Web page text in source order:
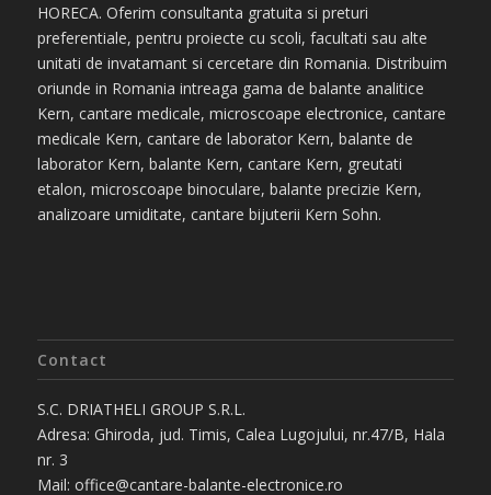
HORECA. Oferim consultanta gratuita si preturi
preferentiale, pentru proiecte cu scoli, facultati sau alte
unitati de invatamant si cercetare din Romania. Distribuim
oriunde in Romania intreaga gama de balante analitice
Kern, cantare medicale, microscoape electronice, cantare
medicale Kern, cantare de laborator Kern, balante de
laborator Kern, balante Kern, cantare Kern, greutati
etalon, microscoape binoculare, balante precizie Kern,
analizoare umiditate, cantare bijuterii Kern Sohn.
Contact
S.C. DRIATHELI GROUP S.R.L.
Adresa: Ghiroda, jud. Timis, Calea Lugojului, nr.47/B, Hala
nr. 3
Mail: office@cantare-balante-electronice.ro